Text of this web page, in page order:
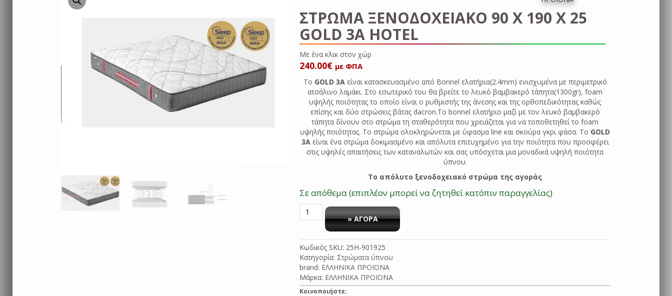
ΣΤΡΩΜΑ ΞΕΝΟΔΟΧΕΙΑΚΟ 90 Χ 190 X 25
GOLD 3A HOTEL
Με ένα κλικ
240.00€ με ΦΠΑ
Το GOLD 3A είναι κατασκευασμένο από Bonnel ελατήρια(2.4mm) ενισχυμένα με περιμετρικό
ατσάλινο λαμάκι. Στο εσωτερικό του θα βρείτε το λευκό βαμβακερό τάπητα(1300gr), foam
υψηλής ποιότητας το οποίο είναι ο ρυθμιστής της άνεσης και της ορθοπεδικότητας καθώς
επίσης και δύο στρώσεις βάτας dacron.Το bonnel ελατήριο μαζί με τον λευκό βαμβακερό
τάπητα δίνουν στο στρώμα τη σταθερότητα που χρειάζεται για να τοποθετηθεί το foam
υψηλής ποιότητας. Το στρώμα ολοκληρώνεται με ύφασμα line και σκούρα γκρι φάσα. Το GOLD
3A είναι ένα στρώμα δοκιμασμένο και απόλυτα επιτυχημένο για την ποιότητα που προσφέρει
στις υψηλές απαιτήσεις των καταναλωτών και σας υπόσχεται μια μοναδικά υψηλή ποιότητα
ύπνου.
Tο απόλυτο ξενοδοχειακό στρώμα της αγοράς
Σε απόθεμα (επιπλέον μπορεί να ζητηθεί κατόπιν παραγγελίας)
ΣΤΡΩΜΑ
ΞΕΝΟΔΟΧΕΙΑΚΟ
Χ
190
X
25
GOLD
3A
» ΑΓΟΡΑ
Κωδικός SKU: 25H-901925
Κατηγορία: Στρώματα ύπνου
brand: ΕΛΛΗΝΙΚΑ ΠΡΟΪΟΝΑ
Μάρκα: ΕΛΛΗΝΙΚΑ ΠΡΟΪΟΝΑ
Κοινοποιήστε: